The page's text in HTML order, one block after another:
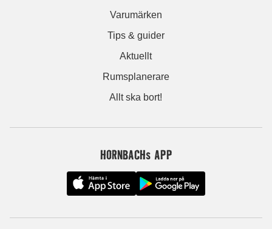
Varumärken
Tips & guider
Aktuellt
Rumsplanerare
Allt ska bort!
HORNBACHs APP